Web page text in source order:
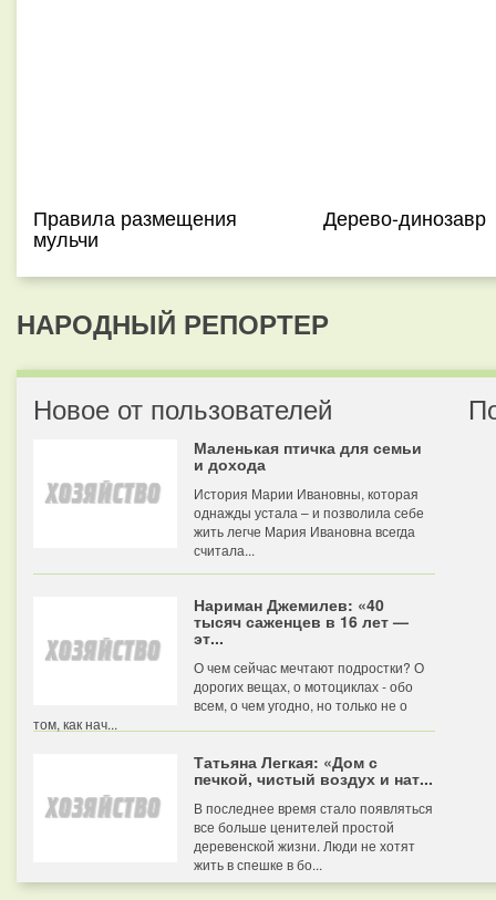
Правила размещения
мульчи
Дерево-динозавр
НАРОДНЫЙ РЕПОРТЕР
Новое от пользователей
Маленькая птичка для семьи
и дохода
История Марии Ивановны, которая
однажды устала – и позволила себе
жить легче Мария Ивановна всегда
считала...
Нариман Джемилев: «40
тысяч саженцев в 16 лет —
эт...
О чем сейчас мечтают подростки? О
дорогих вещах, о мотоциклах - обо
всем, о чем угодно, но только не о
том, как нач...
Татьяна Легкая: «Дом с
печкой, чистый воздух и нат...
В последнее время стало появляться
все больше ценителей простой
деревенской жизни. Люди не хотят
жить в спешке в бо...